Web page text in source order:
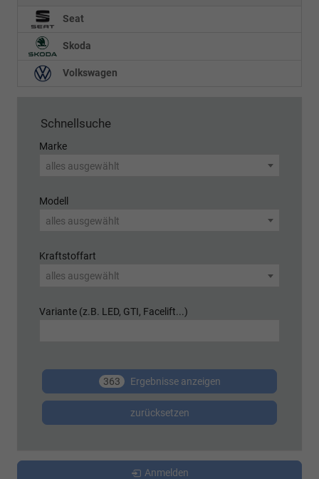
Seat
Skoda
Volkswagen
Schnellsuche
Marke
alles ausgewählt
Modell
alles ausgewählt
Kraftstoffart
alles ausgewählt
Variante (z.B. LED, GTI, Facelift...)
363 Ergebnisse anzeigen
zurücksetzen
Anmelden